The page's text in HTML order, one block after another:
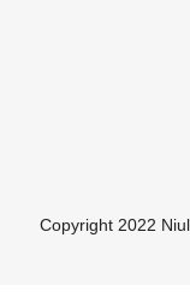
Copyright 2022